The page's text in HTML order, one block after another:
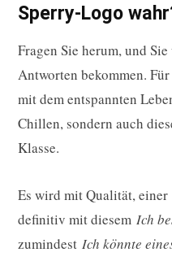
Sperry-Logo
Fragen Sie herum, und
Antworten bekommen.
mit dem entspannten
Chillen, sondern auch
Klasse.
Es wird mit Qualität, einer
definitiv mit diesem Ich
zumindest Ich könnte